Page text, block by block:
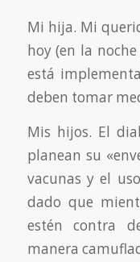
Mi hija. Mi
hoy (en la
está
deben tomar
Mis hijos. El
planean su
vacunas y el
dado que
estén contra
manera